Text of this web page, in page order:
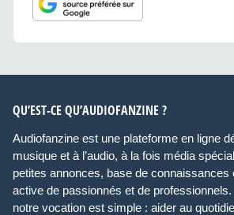
QU’EST-CE QU’AUDIOFANZINE ?
Audiofanzine est une plateforme en ligne
musique et à l’audio, à la fois média
petites annonces, base de connaissances
active de passionnés et de
notre vocation est simple : aider au